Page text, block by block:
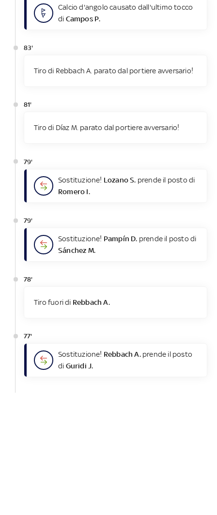
Calcio d'angolo causato dall'ultimo tocco
di Campos P.
83'
Tiro di Rebbach A. parato dal portiere avversario!
81'
Tiro di Díaz M. parato dal portiere avversario!
79'
Sostituzione! Lozano S. prende il posto di
Romero I.
79'
Sostituzione! Pampín D. prende il posto di
Sánchez M.
78'
Tiro fuori di Rebbach A.
77'
Sostituzione! Rebbach A.prende il posto
di Guridi J.